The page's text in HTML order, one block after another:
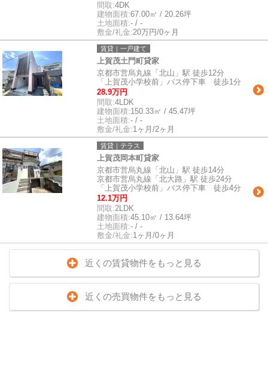
間取:4DK
建物面積:67.00㎡ / 20.26坪
土地面積:- / -
敷金/礼金:20万円/0ヶ月
賃貸｜一戸建て
上賀茂土門町貸家
京都市営烏丸線「北山」駅 徒歩12分
「上賀茂小学校前」バス停下車 徒歩1分
28.9万円
間取:4LDK
建物面積:150.33㎡ / 45.47坪
土地面積:- / -
敷金/礼金:1ヶ月/2ヶ月
賃貸｜テラス
上賀茂岡本町貸家
京都市営烏丸線「北山」駅 徒歩14分
京都市営烏丸線「北大路」駅 徒歩24分
「上賀茂小学校前」バス停下車 徒歩4分
12.1万円
間取:2LDK
建物面積:45.10㎡ / 13.64坪
土地面積:- / -
敷金/礼金:1ヶ月/0ヶ月
近くの賃貸物件をもっと見る
近くの売買物件をもっと見る